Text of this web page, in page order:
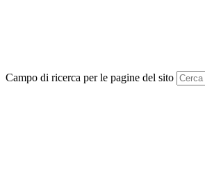
Campo di ricerca per le pagine del sito